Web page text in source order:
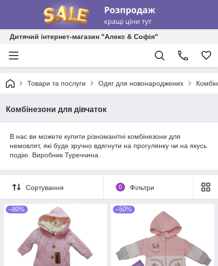
Дитячий інтернет-магазин "Алекс & Софія"
Товари та послуги Одяг для новонароджених
Комбінезони для дівчаток
В нас ви можете купити різноманітні комбінезони для
немовлят, які буде зручно вдягнути на прогулянку чи на якусь
подію. Виробник Туреччина.
Сортування 0 Фільтри
–80% –50%